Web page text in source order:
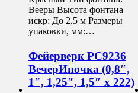
Вееры Высота фонтана
искр: До 2.5 м Размеры
упаковки, мм:…
Фейерверк РС9236
ВечерИночка (0,8″,
1″, 1,25″, 1,5″ х 222)